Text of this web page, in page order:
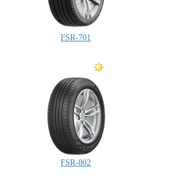
FSR-701
FSR-802